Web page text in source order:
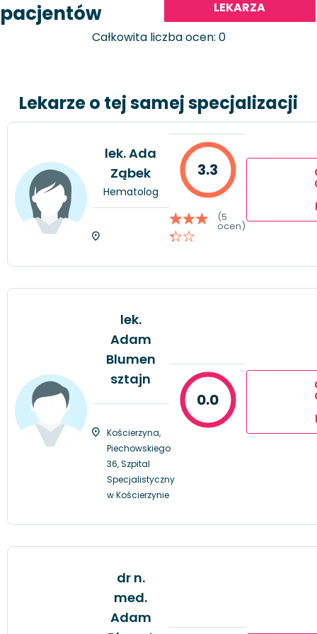
pacjentów
LEKARZA
Całkowita liczba ocen: 0
Lekarze o tej samej specjalizacji
lek. Ada
Ząbek
Hematolog
3.3
(5
ocen)
lek.
Adam
Blumen
sztajn
Kościerzyna,
Piechowskiego
36, Szpital
Specjalistyczny
w Kościerzynie
0.0
dr n.
med.
Adam